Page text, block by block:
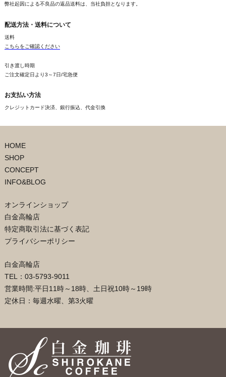
弊社起因による不良品の返品送料は、当社負担となります。
配送方法・送料について
送料
こちらをご確認ください
引き渡し時期
ご注文確定日より3～7日/宅急便
お支払い方法
クレジットカード決済、銀行振込、代金引換
HOME
SHOP
CONCEPT
INFO&BLOG
オンラインショップ
白金高輪店
特定商取引法に基づく表記
プライバシーポリシー
白金高輪店
TEL：03-5793-9011
営業時間:平日11時～18時、土日祝10時～19時
定休日：毎週水曜、第3火曜